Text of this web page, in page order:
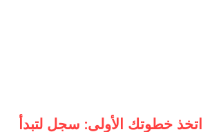
اتخذ خطوتك الأولى: سجل لتبدأ